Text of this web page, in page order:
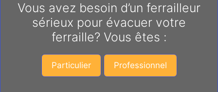
Vous avez besoin d’un ferrailleur
sérieux pour évacuer votre
ferraille? Vous êtes :
Particulier Professionnel